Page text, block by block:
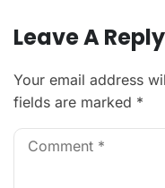
Leave A Reply
Your email address
fields are marked *